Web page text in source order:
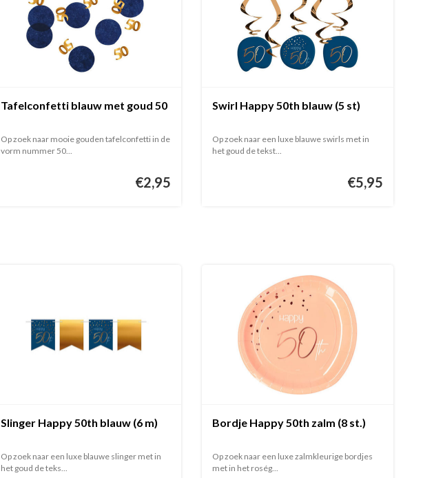
Tafelconfetti blauw met goud 50
Op zoek naar mooie gouden tafelconfetti in de
vorm nummer 50...
€2,95
Swirl Happy 50th blauw (5 st)
Op zoek naar een luxe blauwe swirls met in
het goud de tekst...
€5,95
Slinger Happy 50th blauw (6 m)
Op zoek naar een luxe blauwe slinger met in
het goud de teks...
Bordje Happy 50th zalm (8 st.)
Op zoek naar een luxe zalmkleurige bordjes
met in het roség...